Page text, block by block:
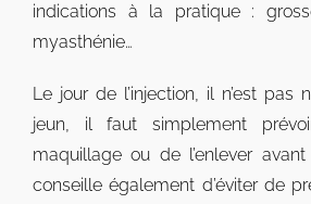
indications à la pratique :
myasthénie…
Le jour de l’injection, il n’est pas
jeun, il faut simplement
maquillage ou de l’enlever
conseille également d’éviter de